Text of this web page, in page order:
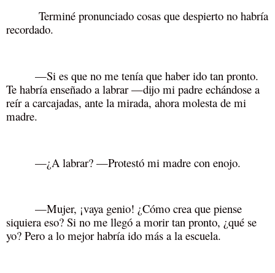
Terminé pronunciado cosas que despierto no habría
recordado.
—Si es que no me tenía que haber ido tan pronto.
Te habría enseñado a labrar —dijo mi padre echándose a
reír a carcajadas, ante la mirada, ahora molesta de mi
madre.
—¿A labrar? —Protestó mi madre con enojo.
—Mujer, ¡vaya genio! ¿Cómo crea que piense
siquiera eso? Si no me llegó a morir tan pronto, ¿qué se
yo? Pero a lo mejor habría ido más a la escuela.